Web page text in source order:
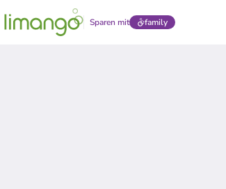
Sparen mit family